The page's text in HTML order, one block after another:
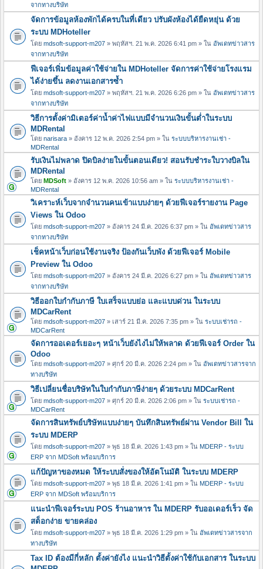
จากทางบริษัท
จัดการข้อมูลห้องพักได้ครบในที่เดียว ปรับผังห้องได้ยืดหยุ่น ด้วย
ระบบ MDHoteller
โดย mdsoft-support-m207 » พฤหัสฯ. 21 พ.ค. 2026 6:41 pm » ใน อัพเดทข่าวสาร
จากทางบริษัท
ฟีเจอร์เพิ่มข้อมูลค่าใช้จ่ายใน MDHoteller จัดการค่าใช้จ่ายโรงแรม
ได้ง่ายขึ้น ลดงานเอกสารซ้ำ
โดย mdsoft-support-m207 » พฤหัสฯ. 21 พ.ค. 2026 6:26 pm » ใน อัพเดทข่าวสาร
จากทางบริษัท
วิธีการตั้งค่ามิเตอร์ค่าน้ำค่าไฟแบบมีจำนวนเงินขั้นต่ำในระบบ
MDRental
โดย narisara » อังคาร 12 พ.ค. 2026 2:54 pm » ใน ระบบบริหารงานเช่า -
MDRental
รับเงินไม่พลาด ปิดบิลง่ายในขั้นตอนเดียว! สอนรับชำระใบวางบิลใน
MDRental
โดย MDSoft » อังคาร 12 พ.ค. 2026 10:56 am » ใน ระบบบริหารงานเช่า -
MDRental
วิเคราะห์เว็บจากจำนวนคนเข้าแบบง่ายๆ ด้วยฟีเจอร์รายงาน Page
Views ใน Odoo
โดย mdsoft-support-m207 » อังคาร 24 มี.ค. 2026 6:37 pm » ใน อัพเดทข่าวสาร
จากทางบริษัท
เช็คหน้าเว็บก่อนใช้งานจริง ป้องกันเว็บพัง ด้วยฟีเจอร์ Mobile
Preview ใน Odoo
โดย mdsoft-support-m207 » อังคาร 24 มี.ค. 2026 6:27 pm » ใน อัพเดทข่าวสาร
จากทางบริษัท
วิธีออกใบกำกับภาษี ใบเสร็จแบบย่อ และแบบด่วน ในระบบ
MDCarRent
โดย mdsoft-support-m207 » เสาร์ 21 มี.ค. 2026 7:35 pm » ใน ระบบเช่ารถ -
MDCarRent
จัดการออเดอร์เยอะๆ หน้าเว็บยังไงไม่ให้พลาด ด้วยฟีเจอร์ Order ใน
Odoo
โดย mdsoft-support-m207 » ศุกร์ 20 มี.ค. 2026 2:24 pm » ใน อัพเดทข่าวสารจาก
ทางบริษัท
วิธีเปลี่ยนชื่อบริษัทในใบกำกับภาษีง่ายๆ ด้วยระบบ MDCarRent
โดย mdsoft-support-m207 » ศุกร์ 20 มี.ค. 2026 2:06 pm » ใน ระบบเช่ารถ -
MDCarRent
จัดการสินทรัพย์บริษัทแบบง่ายๆ บันทึกสินทรัพย์ผ่าน Vendor Bill ใน
ระบบ MDERP
โดย mdsoft-support-m207 » พุธ 18 มี.ค. 2026 1:43 pm » ใน MDERP - ระบบ
ERP จาก MDSoft พร้อมบริการ
แก้ปัญหาของหมด ให้ระบบสั่งของให้อัตโนมัติ ในระบบ MDERP
โดย mdsoft-support-m207 » พุธ 18 มี.ค. 2026 1:41 pm » ใน MDERP - ระบบ
ERP จาก MDSoft พร้อมบริการ
แนะนำฟีเจอร์ระบบ POS ร้านอาหาร ใน MDERP รับออเดอร์เร็ว จัด
สต็อกง่าย ขายคล่อง
โดย mdsoft-support-m207 » พุธ 18 มี.ค. 2026 1:29 pm » ใน อัพเดทข่าวสารจาก
ทางบริษัท
Tax ID ต้องมีกี่หลัก ตั้งค่ายังไง แนะนำวิธีตั้งค่าใช้กับเอกสาร ในระบบ